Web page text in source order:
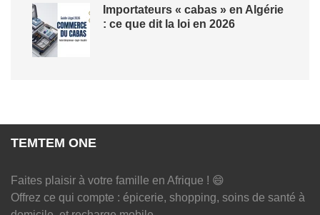
Importateurs « cabas » en Algérie
: ce que dit la loi en 2026
TEMTEM ONE
Faites plaisir à votre famille en Afrique ! 😄
Offrez ce qui compte : épicerie, shopping, soins de santé à